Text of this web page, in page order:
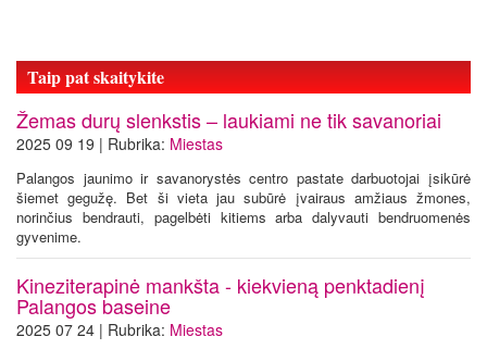
Taip pat skaitykite
​Žemas durų slenkstis – laukiami ne tik savanoriai
2025 09 19 | Rubrika: Miestas
Palangos jaunimo ir savanorystės centro pastate darbuotojai įsikūrė
šiemet gegužę. Bet ši vieta jau subūrė įvairaus amžiaus žmones,
norinčius bendrauti, pagelbėti kitiems arba dalyvauti bendruomenės
gyvenime.
Kineziterapinė mankšta - kiekvieną penktadienį
Palangos baseine
2025 07 24 | Rubrika: Miestas